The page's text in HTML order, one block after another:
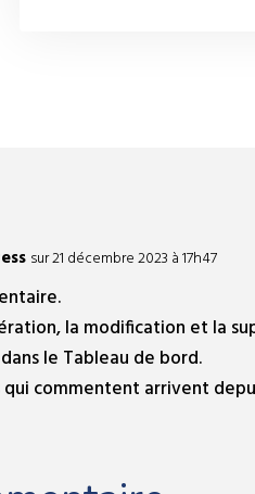
sur 21 décembre 2023 à 17h47
la modification et la
le Tableau de bord.
qui commentent arrivent